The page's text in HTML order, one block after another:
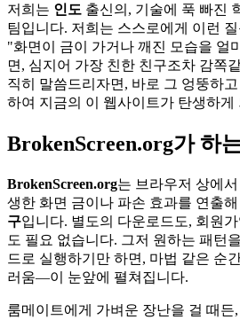
저희는 인도 출신의, 기술에 푹 빠진
팀입니다. 저희는 스스로에게 이런
"화면이 금이 가거나 깨진 모습을 얼
면, 심지어 가장 친한 친구조차 감쪽
직히 말씀드리자면, 바로 그 엉뚱하
하여 지금의 이 웹사이트가 탄생하게
BrokenScreen.org가 하
BrokenScreen.org는 브라우저 상에
생한 화면 금이나 파손 효과를 연출
구입니다. 별도의 다운로드도, 회원
도 필요 없습니다. 그저 원하는 패턴
드로 실행하기만 하면, 마법 같은 순
러움—이 눈앞에 펼쳐집니다.
룸메이트에게 가벼운 장난을 걸 때든